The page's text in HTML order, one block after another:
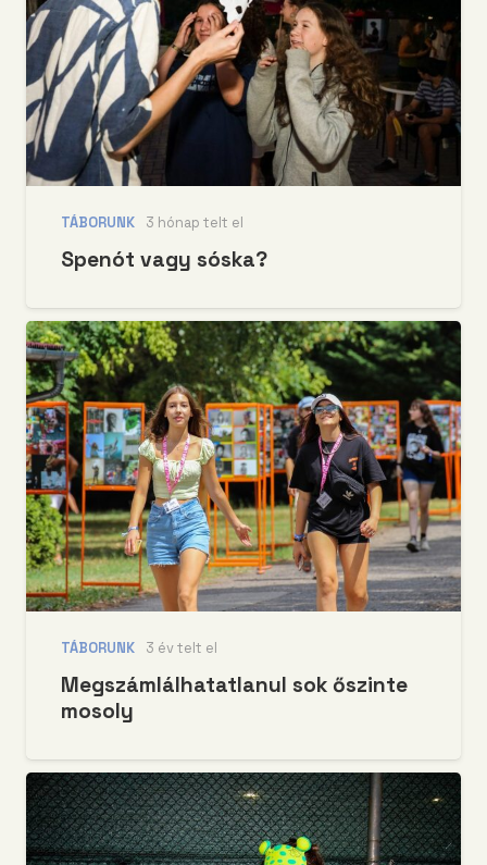
TÁBORUNK 3 hónap telt el
Spenót vagy sóska?
TÁBORUNK 3 év telt el
Megszámlálhatatlanul sok őszinte
mosoly